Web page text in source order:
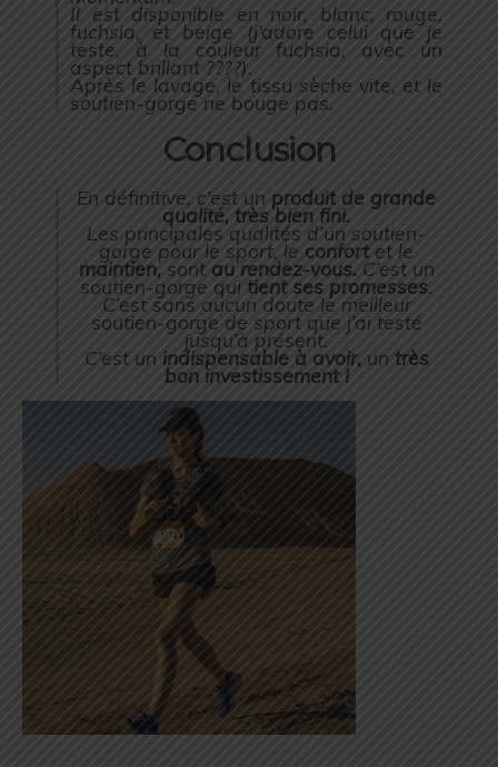
Il est disponible en noir, blanc, rouge,
fuchsia, et beige (j’adore celui que je
teste, à la couleur fuchsia, avec un
aspect brillant ????).
Après le lavage, le tissu sèche vite, et le
soutien-gorge ne bouge pas.
Conclusion
En définitive, c’est un produit de grande
qualité, très bien fini.
Les principales qualités d’un soutien-
gorge pour le sport, le confort et le
maintien,sont au rendez-vous. C’est un
soutien-gorge qui tient ses promesses.
C’est sans aucun doute le meilleur
soutien-gorge de sport que j’ai testé
jusqu’à présent.
C’est un indispensable à avoir,un très
bon investissement !